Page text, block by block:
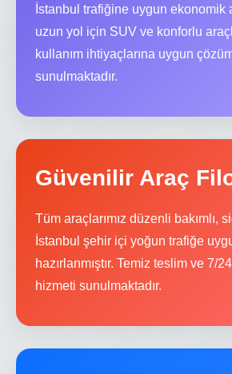
İstanbul trafiğine uygun ekonomik
uzun yol için SUV ve konforlu
kullanım ihtiyaçlarına uygun
sunulmaktadır.
Güvenilir Araç
Tüm araçlarımız düzenli bakımlı,
İstanbul şehir içi yoğun trafiğe
hazırlanmıştır. Temiz teslim ve 7/
hizmeti sunulmaktadır.